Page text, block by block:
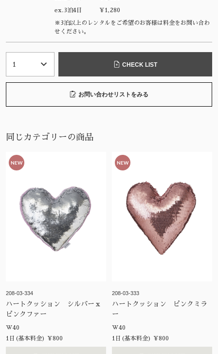
ex.3泊4日 ¥1,280
※3泊以上のレンタルをご希望のお客様は料金をお問い合わ
せください。
CHECK LIST
お問い合わせリストをみる
同じカテゴリーの商品
NEW
208-03-334
ハートクッション シルバーｘ
ピンクファー
W40
1日(基本料金) ¥800
NEW
208-03-333
ハートクッション ピンクミラ
ー
W40
1日(基本料金) ¥800